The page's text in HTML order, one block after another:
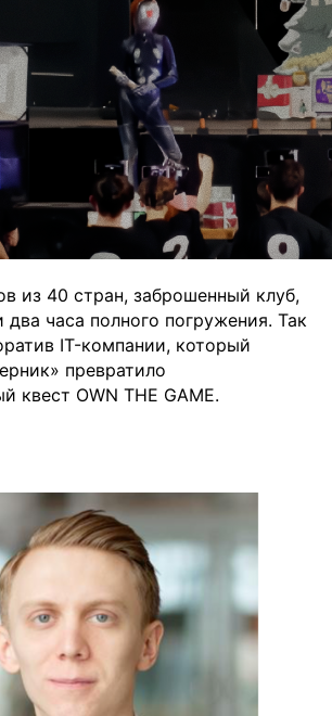
из 40 стран, заброшенный клуб,
часа полного погружения. Так
IT-компании, который
превратило
квест OWN THE GAME.